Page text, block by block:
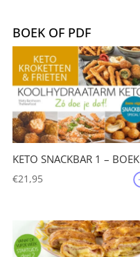
€88,00.€44,00.
BOEK OF PDF
KETO SNACKBAR 1 – BOEK
€21,95